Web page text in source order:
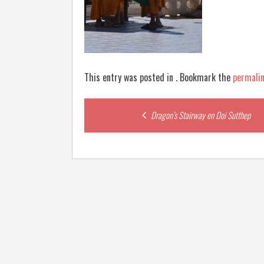
This entry was posted in . Bookmark the
navigation
Dragon’s Stairway en Doi Sutthep